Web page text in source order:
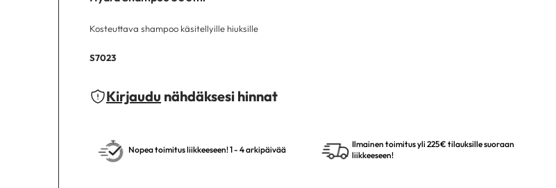
Kosteuttava shampoo käsitellyille hiuksille
S7023
Kirjaudu nähdäksesi hinnat
Nopea toimitus liikkeeseen! 1 - 4 arkipäivää
Ilmainen toimitus yli 225€ tilauksille suoraan
liikkeeseen!